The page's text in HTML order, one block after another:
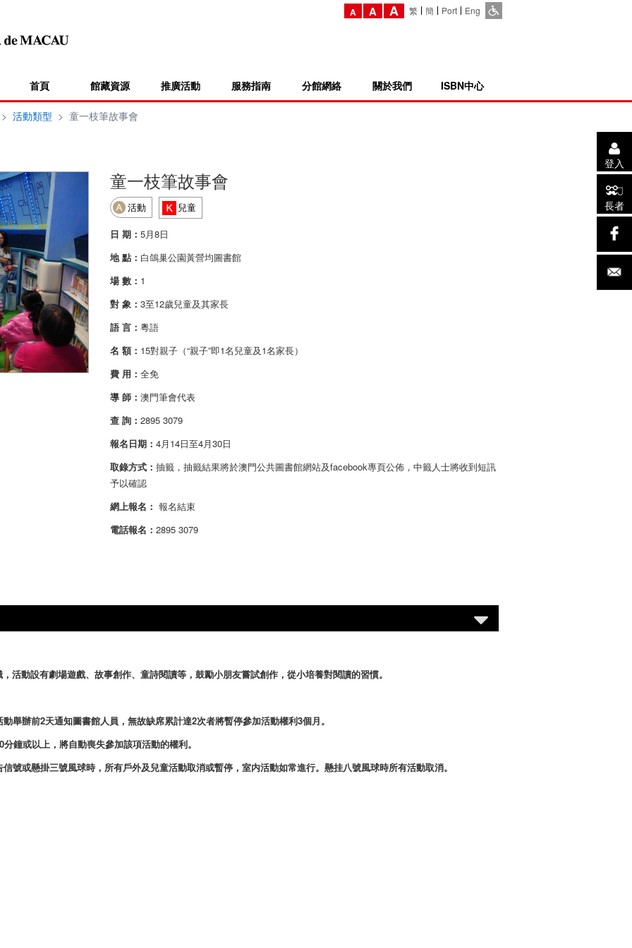
A A A 繁 簡 Port Eng
首頁 館藏資源 推廣活動 服務指南 分館網絡 關於我們 ISBN中心
登入
長者
活動類型 > 童一枝筆故事會
童一枝筆故事會
活動
兒童
日 期：5月8日
地 點： 白鴿巢公園黃營均圖書館
場 數： 1
對 象：3至12歲兒童及其家長
語 言：粵語
名 額： 15對親子（“親子”即1名兒童及1名家長）
費 用：全免
導 師：澳門筆會代表
查 詢：2895 3079
報名日期：4月14日至4月30日
取錄方式：抽籤，抽籤結果將於澳門公共圖書館網站及facebook專頁公佈，中籤人士將收到短訊
予以確認
網上報名： 報名結束
電話報名：2895 3079
活動設有劇場遊戲、故事創作、童詩閱讀等，鼓勵小朋友嘗試創作，從小培養對閱讀的習慣。
辦前2天通知圖書館人員，無故缺席累計達2次者將暫停參加活動權利3個月。
或以上，將自動喪失參加該項活動的權利。
或懸掛三號風球時，所有戶外及兒童活動取消或暫停，室内活動如常進行。懸挂八號風球時所有活動取消。